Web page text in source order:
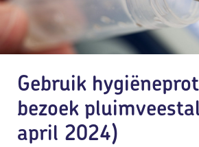
Gebruik
bezoek
april 2024)